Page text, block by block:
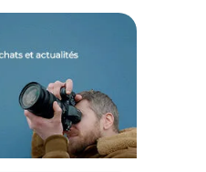
asphériques, à très faible
(HR) pour combattre
et les distorsions.
dès la pleine ouverture,
de lentilles flottantes
une grande précision
interne optimisée